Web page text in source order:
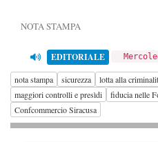
NOTA STAMPA
EDITORIALE
nota stampa sicurezza lotta alla
maggiori controlli e presìdi
fiducia nelle
Confcommercio Siracusa